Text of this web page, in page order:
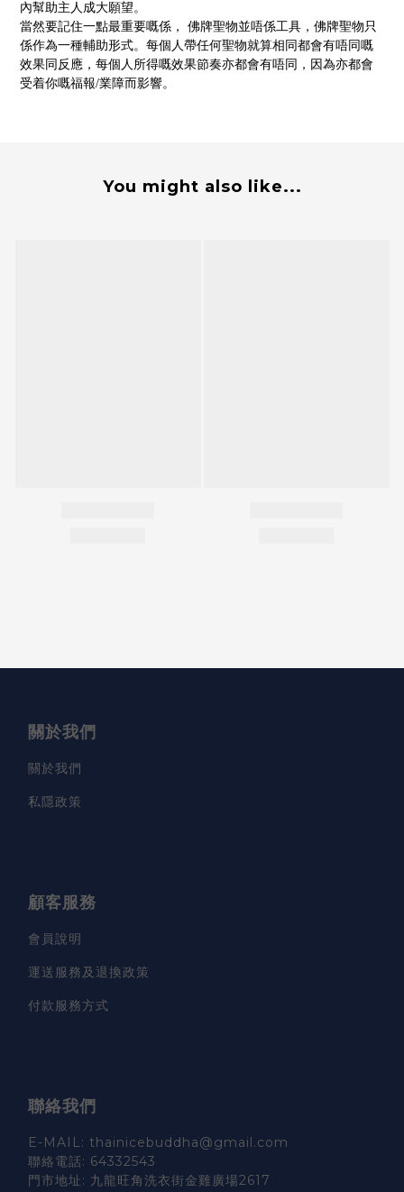
內幫助主人成大願望。
當然要記住一點最重要嘅係，
佛牌聖物並唔係工具，佛牌聖物只
係作為一種輔助形式。每個人帶任何聖物就算相同都會有唔同嘅
效果同反應，每個人所得嘅效果節奏亦都會有唔同，因為亦都會
受着你嘅福報/業障而影響。
You might also like...
關於我們
關於我們
私隱政策
顧客服務
會員說明
運送服務及退換政策
付款服務方式
聯絡我們
E-MAIL: thainicebuddha@gmail.com
聯絡電話: 64332543
門市地址: 九龍旺角洗衣街金雞廣場2617